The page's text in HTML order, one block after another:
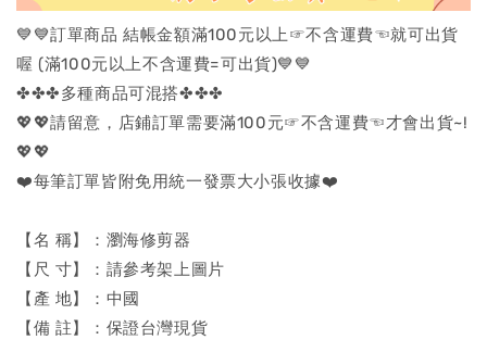
💙💙訂單商品 結帳金額滿100元以上☞不含運費☜就可出貨
喔 (滿100元以上不含運費=可出貨)💙💙
✤✤✤多種商品可混搭✤✤✤
💖💖請留意，店鋪訂單需要滿100元☞不含運費☜才會出貨~!
💖💖
❤️每筆訂單皆附免用統一發票大小張收據❤️
【名 稱】：瀏海修剪器
【尺 寸】：請參考架上圖片
【產 地】：中國
【備 註】：保證台灣現貨